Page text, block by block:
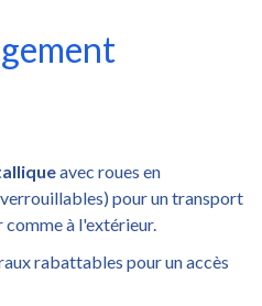
avec roues en
pour un transport
à l'extérieur.
rabattables pour un accès